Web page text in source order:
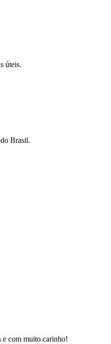
úteis.
Brasil.
e com muito carinho!